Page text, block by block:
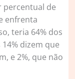
percentual de
enfrenta
teria 64% dos
dizem que
e 2%, que não